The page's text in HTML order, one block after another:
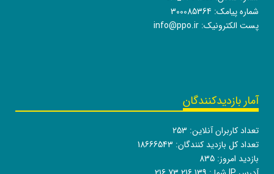
شماره پیامک: 300085364
پست الکترونیک: info@ppo.ir
آمار بازدیدکنندگان
تعداد کاربران آنلاین: 253
تعداد کل بازدید کنندگان: 18666543
بازدید امروز: 835